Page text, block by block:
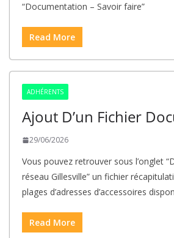
“Documentation – Savoir faire”
Read More
ADHÉRENTS
Ajout D’un Fichier
29/06/2026
Vous pouvez retrouver sous l’onglet
réseau Gillesville” un fichier
plages d’adresses d’accessoires
Read More